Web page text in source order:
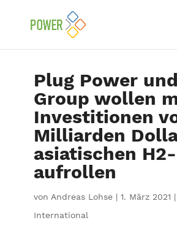
Plug Power
Group wollen
Investitionen
Milliarden
asiatischen
aufrollen
von Andreas Lohse| 1. März 2021 |
International